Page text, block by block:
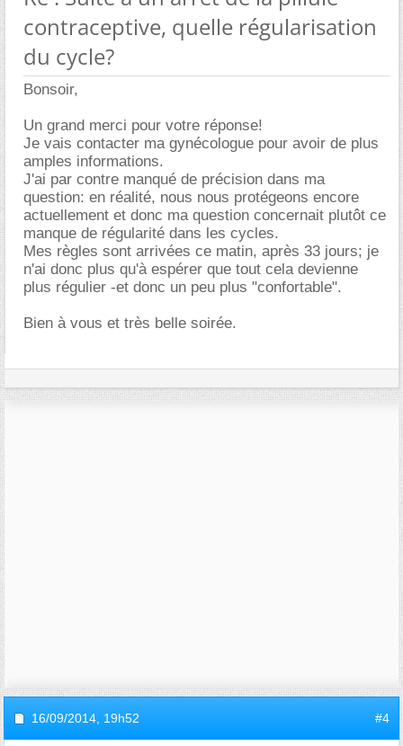
contraceptive, quelle régularisation
du cycle?
Bonsoir,
Un grand merci pour votre réponse!
Je vais contacter ma gynécologue pour avoir de plus
amples informations.
J'ai par contre manqué de précision dans ma
question: en réalité, nous nous protégeons encore
actuellement et donc ma question concernait plutôt ce
manque de régularité dans les cycles.
Mes règles sont arrivées ce matin, après 33 jours; je
n'ai donc plus qu'à espérer que tout cela devienne
plus régulier -et donc un peu plus "confortable".
Bien à vous et très belle soirée.
16/09/2014, 19h52 #4